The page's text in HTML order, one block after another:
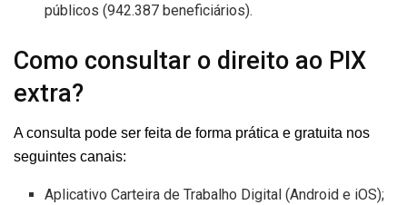
públicos (942.387 beneficiários).
Como consultar o direito ao PIX
extra?
A consulta pode ser feita de forma prática e gratuita nos
seguintes canais:
Aplicativo Carteira de Trabalho Digital (Android e iOS);